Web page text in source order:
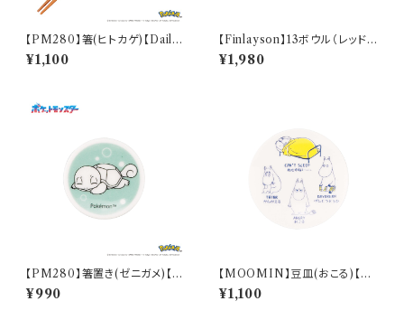
【PM280】箸(ヒトカゲ)【Daily
Sketch】PM282-840
¥1,100
【Finlayson】13ボウル（レッド）
【コロナ】
¥1,980
【PM280】箸置き(ゼニガメ)【D
aily Sketch】PM283-402
¥990
【MOOMIN】豆皿(おこる)【M
M14000】MM14003-333
¥1,100